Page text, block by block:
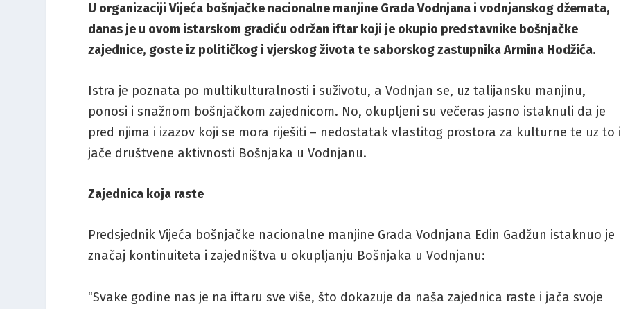
U organizaciji Vijeća bošnjačke nacionalne manjine Grada Vodnjana i vodnjanskog džemata,
danas je u ovom istarskom gradiću održan iftar koji je okupio predstavnike bošnjačke
zajednice, goste iz političkog i vjerskog života te saborskog zastupnika Armina Hodžića.
Istra je poznata po multikulturalnosti i suživotu, a Vodnjan se, uz talijansku manjinu,
ponosi i snažnom bošnjačkom zajednicom. No, okupljeni su večeras jasno istaknuli da je
pred njima i izazov koji se mora riješiti – nedostatak vlastitog prostora za kulturne te uz to i
jače društvene aktivnosti Bošnjaka u Vodnjanu.
Zajednica koja raste
Predsjednik Vijeća bošnjačke nacionalne manjine Grada Vodnjana Edin Gadžun istaknuo je
značaj kontinuiteta i zajedništva u okupljanju Bošnjaka u Vodnjanu:
“Svake godine nas je na iftaru sve više, što dokazuje da naša zajednica raste i jača svoje